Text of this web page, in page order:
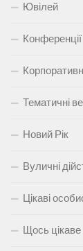
Ювілей
Конференції
Тематичні
Новий Рік
Вуличні
Цікаві
Щось цікаве